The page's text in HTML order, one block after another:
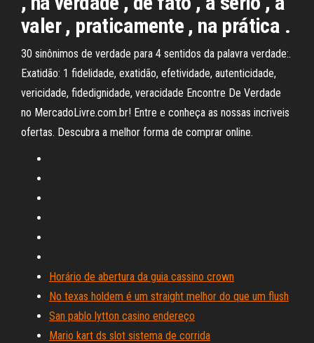
valer , praticamente , na prática .
30 sinônimos de verdade para 4 sentidos da palavra verdade:.
Exatidão: 1 fidelidade, exatidão, efetividade, autenticidade,
vericidade, fidedignidade, veracidade Encontre De Verdade
no MercadoLivre.com.br! Entre e conheça as nossas incriveis
ofertas. Descubra a melhor forma de comprar online.
Horário de abertura da guia cassino crown
No texas holdem é um straight melhor do que um flush
San pablo lytton casino endereço
Mario kart ds slot sistema de corrida